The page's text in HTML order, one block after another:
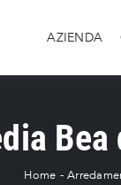
AZIENDA
Home -